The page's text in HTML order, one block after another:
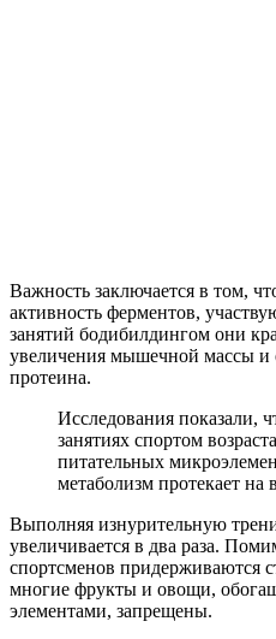
Важность заключается в том,
активность ферментов,
занятий бодибилдингом они
увеличения мышечной массы и
протеина.
Исследования показали,
занятиях спортом
питательных
метаболизм протекает на
Выполняя изнурительную
увеличивается в два раза.
спортсменов придерживаются
многие фрукты и овощи,
элементами, запрещены.